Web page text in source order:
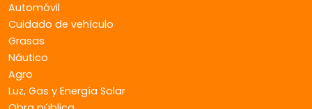
Automóvil
Cuidado de vehículo
Grasas
Náutico
Agro
Luz, Gas y Energía Solar